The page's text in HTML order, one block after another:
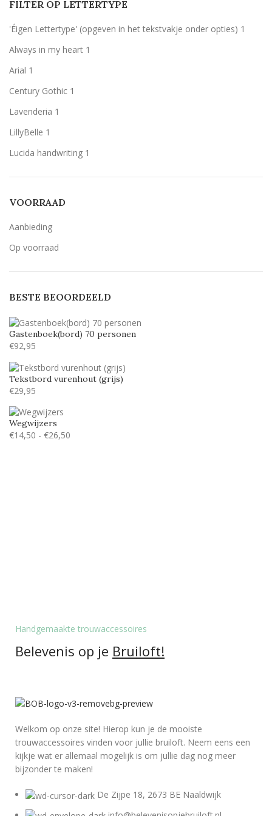
WitWit
Zilver
3
FILTER OP LETTERTYPE
'Éigen Lettertype' (opgeven in het tekstvakje onder opties) 1
Always in my heart 1
Arial 1
Century Gothic 1
Lavenderia 1
LillyBelle 1
Lucida handwriting 1
VOORRAAD
Aanbieding
Op voorraad
BESTE BEOORDEELD
Gastenboek(bord) 70 personen
€92,95
Tekstbord vurenhout (grijs)
€29,95
Wegwijzers
€14,50 - €26,50
Handgemaakte trouwaccessoires
Belevenis op je Bruiloft!
Welkom op onze site! Hierop kun je de mooiste
trouwaccessoires vinden voor jullie bruiloft. Neem eens een
kijkje wat er allemaal mogelijk is om jullie dag nog meer
bijzonder te maken!
De Zijpe 18, 2673 BE Naaldwijk